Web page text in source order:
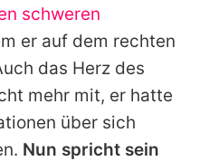
schweren
er auf dem rechten
das Herz des
mehr mit, er hatte
über sich
Nun spricht sein